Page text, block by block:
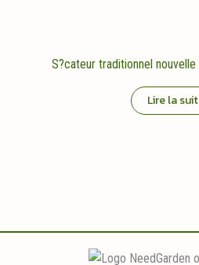
S?cateur traditionnel nouvelle
Lire la